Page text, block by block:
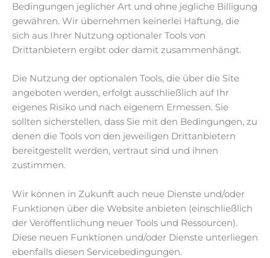
Bedingungen jeglicher Art und ohne jegliche Billigung
gewähren. Wir übernehmen keinerlei Haftung, die
sich aus Ihrer Nutzung optionaler Tools von
Drittanbietern ergibt oder damit zusammenhängt.
Die Nutzung der optionalen Tools, die über die Site
angeboten werden, erfolgt ausschließlich auf Ihr
eigenes Risiko und nach eigenem Ermessen. Sie
sollten sicherstellen, dass Sie mit den Bedingungen, zu
denen die Tools von den jeweiligen Drittanbietern
bereitgestellt werden, vertraut sind und ihnen
zustimmen.
Wir können in Zukunft auch neue Dienste und/oder
Funktionen über die Website anbieten (einschließlich
der Veröffentlichung neuer Tools und Ressourcen).
Diese neuen Funktionen und/oder Dienste unterliegen
ebenfalls diesen Servicebedingungen.